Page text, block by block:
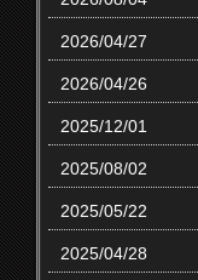
2026/04/27
2026/04/26
2025/12/01
2025/08/02
2025/05/22
2025/04/28